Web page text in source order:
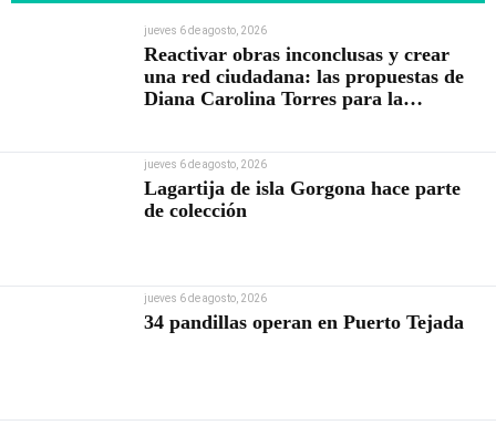
jueves 6 de agosto, 2026
Reactivar obras inconclusas y crear
una red ciudadana: las propuestas de
Diana Carolina Torres para la
jueves 6 de agosto, 2026
Lagartija de isla Gorgona hace parte
de colección
jueves 6 de agosto, 2026
34 pandillas operan en Puerto Tejada